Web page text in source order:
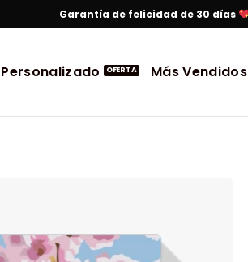
Garantía de felicidad de 30 días
Personalizado Más Vendidos